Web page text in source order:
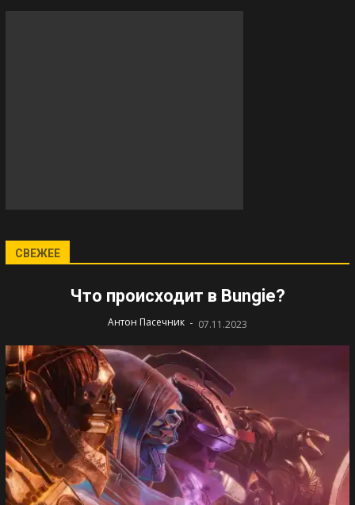
СВЕЖЕЕ
Что происходит в Bungie?
Антон Пасечник - 07.11.2023